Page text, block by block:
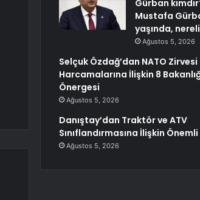
Gürban
Mustafa
yaşında,
Ağustos 5, 2026
Selçuk Özdağ’dan NATO Zirvesi
Harcamalarına İlişkin 8
Önergesi
Ağustos 5, 2026
Danıştay’dan Traktör ve ATV
Sınıflandırmasına İlişkin
Ağustos 5, 2026